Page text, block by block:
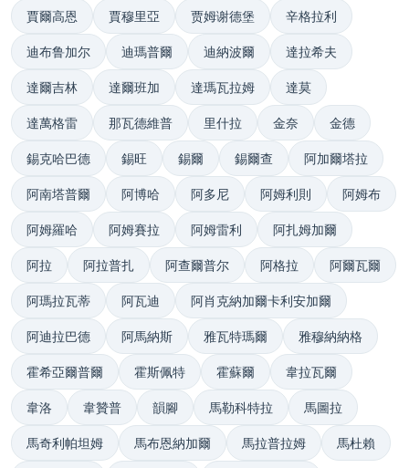
賈爾高恩 賈穆里亞 贾姆谢德堡 辛格拉利
迪布鲁加尔 迪瑪普爾 迪納波爾 達拉希夫
達爾吉林 達爾班加 達瑪瓦拉姆 達莫
達萬格雷 那瓦德維普 里什拉 金奈 金德
錫克哈巴德 錫旺 錫爾 錫爾查 阿加爾塔拉
阿南塔普爾 阿博哈 阿多尼 阿姆利則 阿姆布
阿姆羅哈 阿姆賽拉 阿姆雷利 阿扎姆加爾
阿拉 阿拉普扎 阿查爾普尔 阿格拉 阿爾瓦爾
阿瑪拉瓦蒂 阿瓦迪 阿肖克納加爾卡利安加爾
阿迪拉巴德 阿馬納斯 雅瓦特瑪爾 雅穆納納格
霍希亞爾普爾 霍斯佩特 霍蘇爾 韋拉瓦爾
韋洛 韋贊普 韻腳 馬勒科特拉 馬圖拉
馬奇利帕坦姆 馬布恩納加爾 馬拉普拉姆 馬杜賴